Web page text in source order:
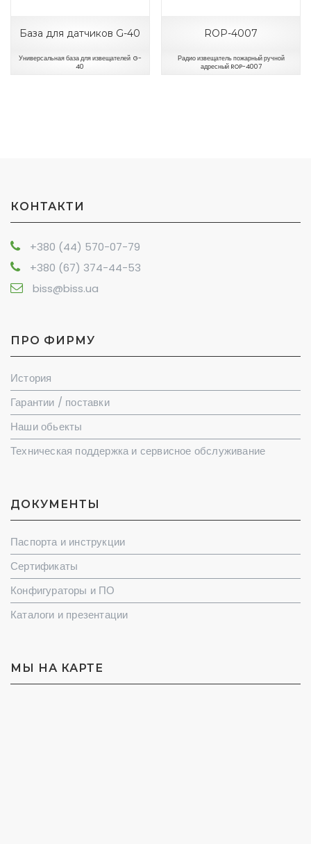
База для датчиков G-40
Универсальная база для извещателей G-
40
ROP-4007
Радио извещатель пожарный ручной
адресный ROP-4007
КОНТАКТИ
+380 (44) 570-07-79
+380 (67) 374-44-53
biss@biss.ua
ПРО ФИРМУ
История
Гарантии / поставки
Наши обьекты
Техническая поддержка и сервисное обслуживание
ДОКУМЕНТЫ
Паспорта и инструкции
Сертификаты
Конфигураторы и ПО
Каталоги и презентации
МЫ НА КАРТЕ